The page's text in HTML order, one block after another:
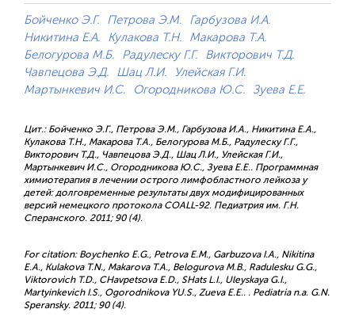
Бойченко Э.Г. Петрова Э.М.
Гарбузова И.А.
Никитина Е.А.
Кулакова Т.Н.
Макарова Т.А.
Белогурова М.Б.
Радулеску Г.Г.
Викторович Т.Д.
Чавпецова Э.Д.
Шац Л.И.
Улейская Г.И.
Мартынкевич И.С.
Огородникова Ю.С. Зуева Е.Е.
Цит.: Бойченко Э.Г., Петрова Э.М., Гарбузова И.А., Никитина Е.А.,
Кулакова Т.Н., Макарова Т.А., Белогурова М.Б., Радулеску Г.Г.,
Викторович Т.Д., Чавпецова Э.Д., Шац Л.И., Улейская Г.И.,
Мартынкевич И.С., Огородникова Ю.С., Зуева Е.Е.. Программная
химиотерапия в лечении острого лимфобластного лейкоза у
детей: долговременные результаты двух модифицированных
версий немецкого протокола COALL-92. Педиатрия им. Г.Н.
Сперанского. 2011; 90 (4).
For citation: Boychenko E.G., Petrova E.M., Garbuzova I.A., Nikitina
E.A., Kulakova T.N., Makarova T.A., Belogurova M.B., Radulesku G.G.,
Viktorovich T.D., CHavpetsova E.D., SHats L.I., Uleyskaya G.I.,
Martyinkevich I.S., Ogorodnikova YU.S., Zueva E.E.. . Pediatria n.a. G.N.
Speransky. 2011; 90 (4).